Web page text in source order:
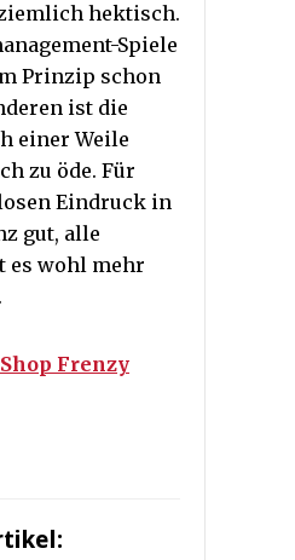
hektisch.
Spiele
Prinzip schon
ist die
einer Weile
zu öde. Für
Eindruck in
gut, alle
es wohl mehr
Frenzy